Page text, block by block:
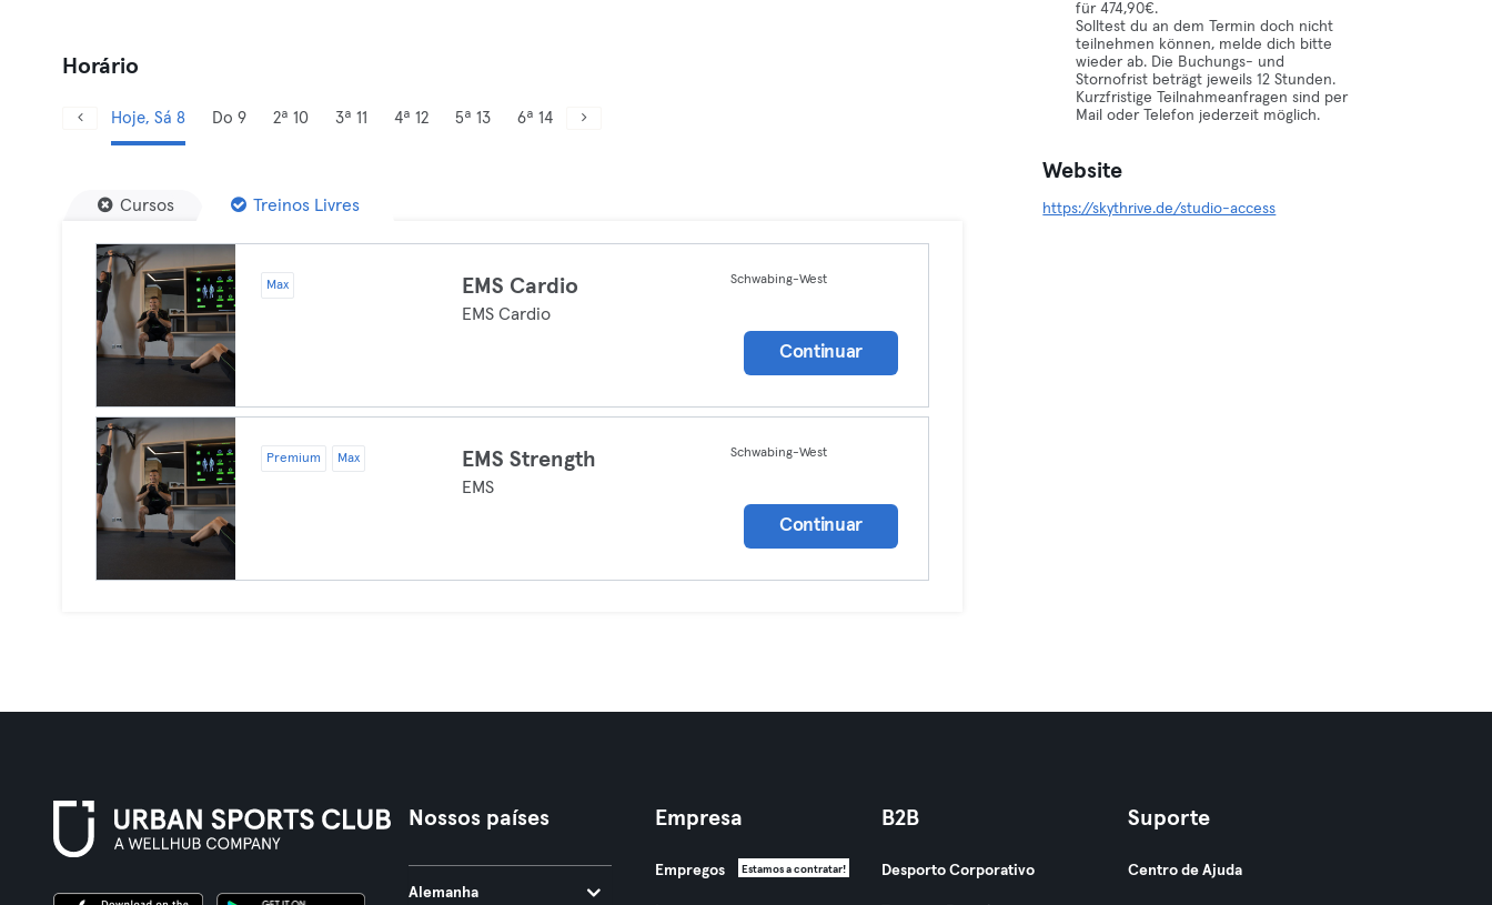
Horário
Hoje, Sá 8 Do 9 2ª 10 3ª 11 4ª 12 5ª 13 6ª 14
Cursos Treinos Livres
Max EMS Cardio
EMS Cardio
Schwabing-West
Continuar
Premium Max EMS Strength
EMS
Schwabing-West
Continuar
für 474,90€.
Solltest du an dem Termin doch nicht
teilnehmen können, melde dich bitte
wieder ab. Die Buchungs- und
Stornofrist beträgt jeweils 12 Stunden.
Kurzfristige Teilnahmeanfragen sind per
Mail oder Telefon jederzeit möglich.
Website
https://skythrive.de/studio-access
Nossos países
Alemanha
Empresa
Empregos Estamos a contratar!
B2B
Desporto Corporativo
Suporte
Centro de Ajuda